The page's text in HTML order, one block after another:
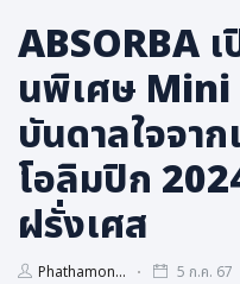
เศรษฐกิจ, การเงิน
พลังงาน, สิ่งแวดล้อม
ยานยนต์
ขนส่ง
การงาน, อาชีพ
กิจกรรม
ABSORBA
นพิเศษ Mini
บันดาลใจจา
โอลิมปิก
ฝรั่งเศส
Phathamon... 5 ก.ค. 67